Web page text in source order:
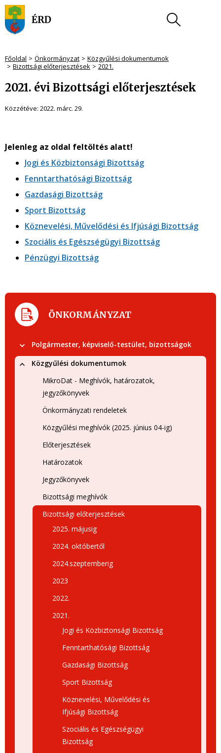
Főoldal Önkormányzat
Közgyűlési dokumentumok
Bizottsági előterjesztések
2021.
2021. évi Bizottsági előterjesztések
Közzétéve: 2022. márc. 29.
Jelenleg az oldal feltöltés alatt!
Jogi és Közbiztonsági Bizottság
Fenntarthatósági Bizottság
Gazdasági Bizottság
Sport Bizottság
Köznevelési, Művelődési és Ifjúsági Bizottság
Szociális és Egészségügyi Bizottság
Pénzügyi Bizottság
ÖNKORMÁNYZAT
Polgármester, képviselő-testület, bizottságok
Közgyűlési dokumentumok
MikroDat - Meghívók, határozatok,
jegyzőkönyvek
Önkormányzati rendeletek
Közgyűlési meghívók (2025. június 04-ig)
Előterjesztések
Határozatok
Jegyzőkönyvek
Bizottsági meghívók
Bizottsági előterjesztések
2025. májusig
2024. októbertől
2024.szeptemberig
2023
2022.
2021.
Jogi és Közbiztonsági Bizottság
Fenntarthatósági Bizottság
Gazdasági Bizottság
Sport Bizottság
Köznevelési, Művelődési és
Ifjúsági Bizottság
Szociális és Egészségügyi
Bizottság